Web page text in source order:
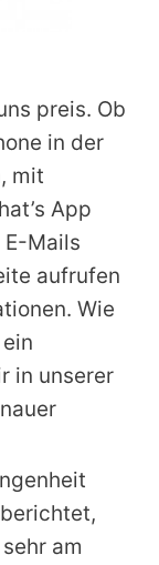
preis. Ob
in der
mit
App
E-Mails
aufrufen
Wie
in unserer
am